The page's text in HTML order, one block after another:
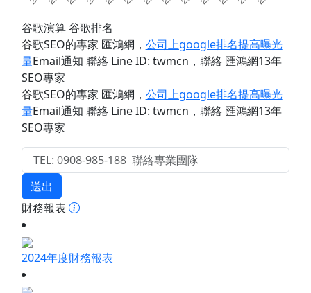
谷歌演算 谷歌排名
谷歌SEO的專家 匯鴻網 ， 公司上google排名提高曝光
量Email通知 聯絡 Line ID: twmcn ，聯絡 匯鴻網13年
SEO專家
谷歌SEO的專家 匯鴻網 ， 公司上google排名提高曝光
量Email通知 聯絡 Line ID: twmcn ，聯絡 匯鴻網13年
SEO專家
送出
財務報表
2024年度財務報表